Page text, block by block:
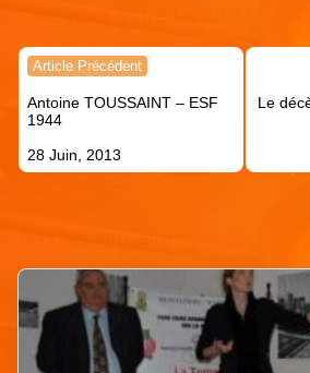
Navigation
l’article
Article Précédent
Antoine TOUSSAINT – ESF
1944
28 Juin, 2013
Le